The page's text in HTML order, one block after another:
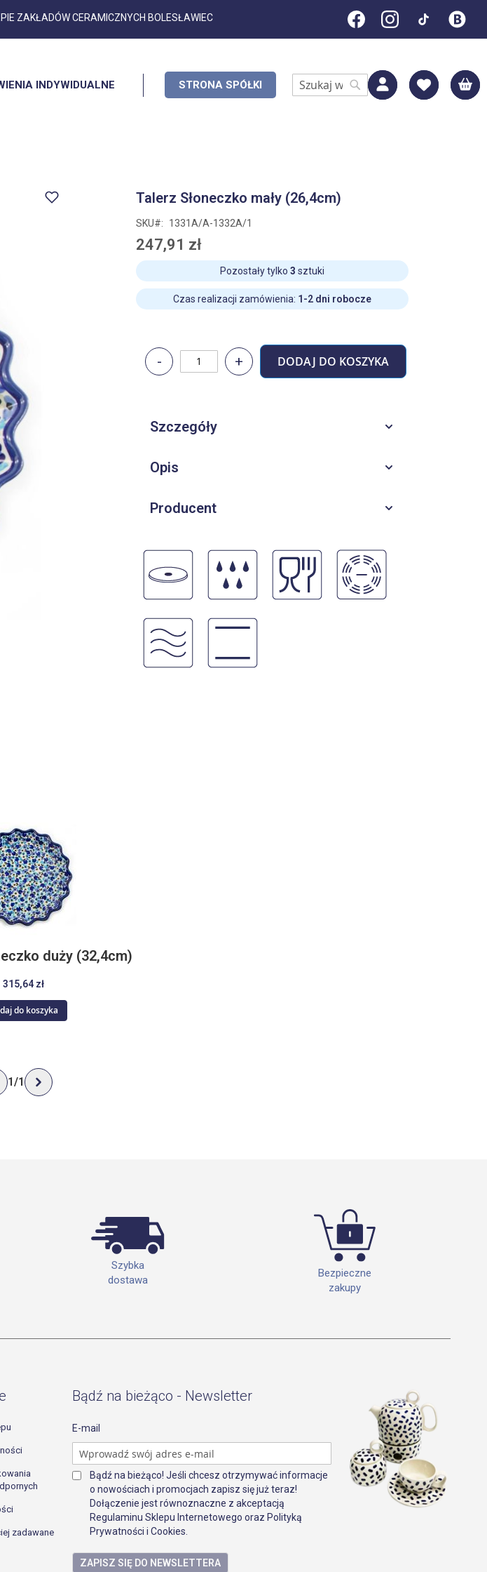
ZAKŁADÓW CERAMICZNYCH BOLESŁAWIEC
INDYWIDUALNE STRONA SPÓŁKI
Search Search
Talerz Słoneczko mały (26,4cm)
SKU 1331A/A-1332A/1
247,91 zł
Pozostały tylko 3 sztuki
Czas realizacji zamówienia: 1-2 dni robocze
Szczegóły
Opis
Producent
DODAJ DO KOSZYKA
- +
duży (32,4cm)
315,64 zł
do koszyka
1/1
Szybka
dostawa
Bezpieczne
zakupy
zadawane
Bądź na bieżąco - Newsletter
E-mail
Bądź na bieżąco! Jeśli chcesz otrzymywać informacje
o nowościach i promocjach zapisz się już teraz!
Dołączenie jest równoznaczne z akceptacją
Regulaminu Sklepu Internetowego oraz Polityką
Prywatności i Cookies.
ZAPISZ SIĘ DO NEWSLETTERA